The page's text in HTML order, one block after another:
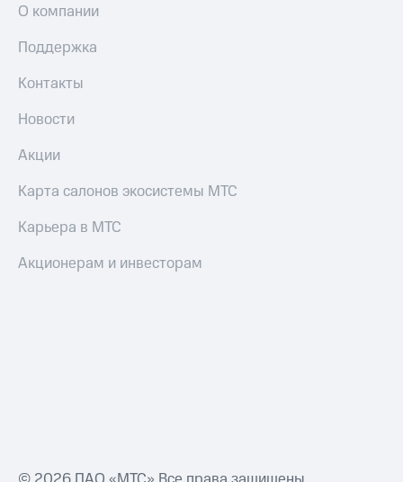
О компании
Поддержка
Контакты
Новости
Акции
Карта салонов экосистемы МТС
Карьера в МТС
Акционерам и инвесторам